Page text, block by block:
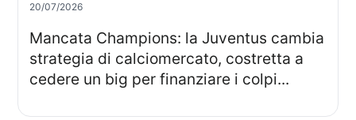
20/07/2026
Mancata Champions: la Juventus cambia
strategia di calciomercato, costretta a
cedere un big per finanziare i colpi...